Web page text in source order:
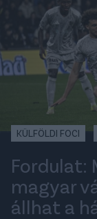
KÜLFÖLDI FOCI
Fordulat:
magyar
állhat a